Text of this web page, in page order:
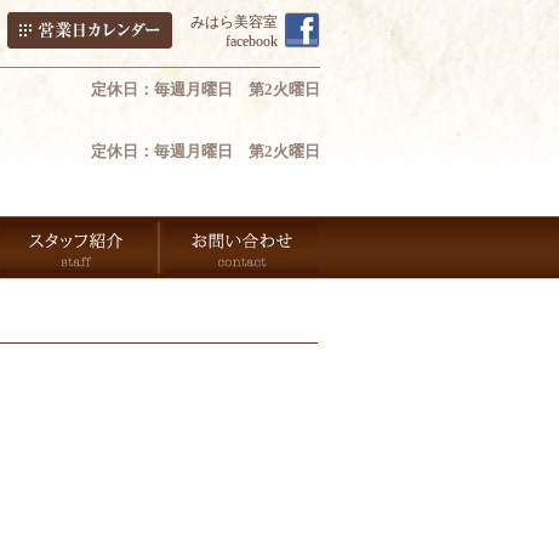
みはら美容室
facebook
定休日：毎週月曜日 第2火曜日
定休日：毎週月曜日 第2火曜日